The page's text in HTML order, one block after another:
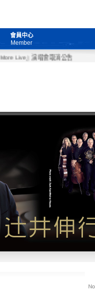
會員中心
Member
Live』演唱會取消公告